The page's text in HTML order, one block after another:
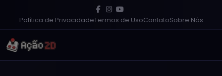
Política de PrivacidadeTermos de UsoContatoSobre Nós